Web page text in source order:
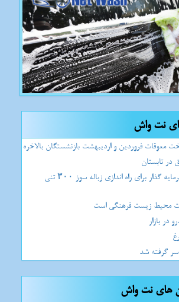
نت واش
معوقات فروردین و اردیبهشت بازنشستگان بالاخره
تابستان
شروع پروسه جذب سرمایه گذار برای راه اندازی زباله سوز ۳۰۰ تنی
محیط زیست فرهنگی است
در بازار
گرفته شد
های نت واش